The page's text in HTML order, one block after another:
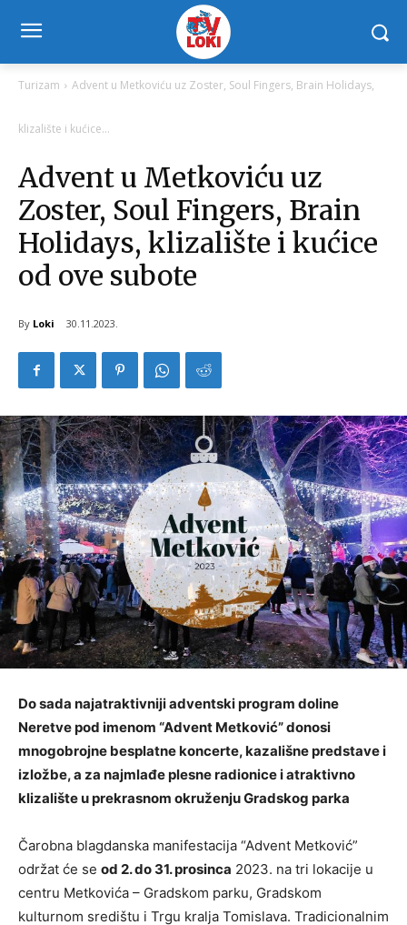
Turizam Advent u Metkoviću uz Zoster, Soul Fingers, Brain Holidays,
klizalište i kućice...
Advent u Metkoviću uz
Zoster, Soul Fingers, Brain
Holidays, klizalište i kućice
od ove subote
By Loki 30.11.2023.
Do sada najatraktivniji adventski program doline
Neretve pod imenom “Advent Metković” donosi
mnogobrojne besplatne koncerte, kazališne predstave i
izložbe, a za najmlađe plesne radionice i atraktivno
klizalište u prekrasnom okruženju Gradskog parka
Čarobna blagdanska manifestacija “Advent Metković”
održat će se od 2. do 31. prosinca 2023. na tri lokacije u
centru Metkovića – Gradskom parku, Gradskom
kulturnom središtu i Trgu kralja Tomislava. Tradicionalnim